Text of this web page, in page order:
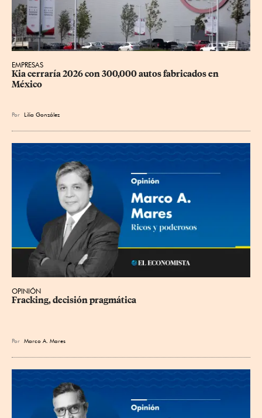
EMPRESAS
Kia cerraría 2026 con 300,000 autos fabricados en
México
Por Lilia González
OPINIÓN
Fracking, decisión pragmática
Por Marco A. Mares